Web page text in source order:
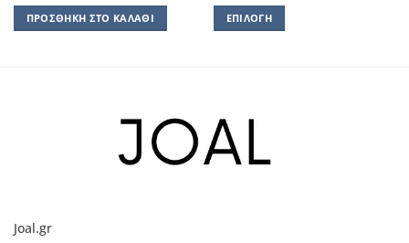
ΠΡΟΣΘΉΚΗ ΣΤΟ ΚΑΛΆΘΙ ΕΠΙΛΟΓΉ
πολλαπλές
παραλλαγές.
Οι
Joal.gr